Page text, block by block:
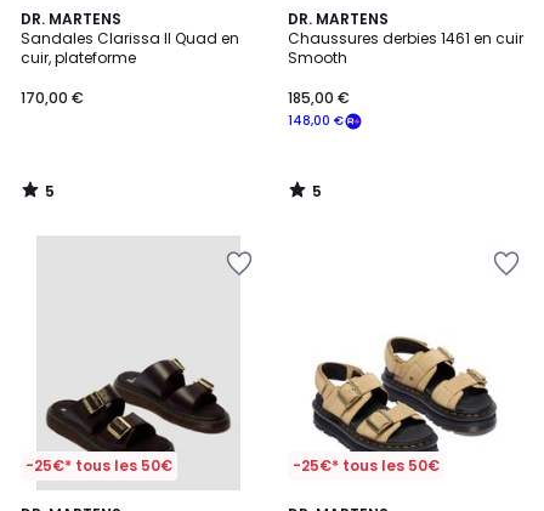
DR. MARTENS
Sandales Clarissa II Quad en
cuir, plateforme
170,00 €
5
/
5
5
/
DR. MARTENS
Chaussures derbies 1461 en cuir
Smooth
148,00 €
185,00 €
5
/
5
5
/
-25€* tous les 50€ -25€* tous les 50€